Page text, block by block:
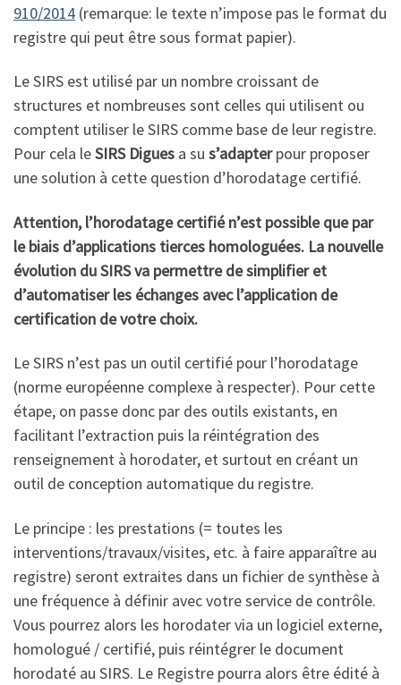
910/2014 (remarque: le texte n’impose pas le format du
registre qui peut être sous format papier).
Le SIRS est utilisé par un nombre croissant de
structures et nombreuses sont celles qui utilisent ou
comptent utiliser le SIRS comme base de leur registre.
Pour cela leSIRS Digues a su s’adapterpour proposer
une solution à cette question d’horodatage certifié.
Attention, l’horodatage certifié n’est possible que par
le biais d’applications tierces homologuées. La nouvelle
évolution du SIRS va permettre de simplifier et
d’automatiser les échanges avec l’application de
certification de votre choix.
Le SIRS n’est pas un outil certifié pour l’horodatage
(norme européenne complexe à respecter). Pour cette
étape, on passe donc par des outils existants, en
facilitant l’extraction puis la réintégration des
renseignement à horodater, et surtout en créant un
outil de conception automatique du registre.
Le principe : les prestations (= toutes les
interventions/travaux/visites, etc. à faire apparaître au
registre) seront extraites dans un fichier de synthèse à
une fréquence à définir avec votre service de contrôle.
Vous pourrez alors les horodater via un logiciel externe,
homologué / certifié, puis réintégrer le document
horodaté au SIRS. Le Registre pourra alors être édité à